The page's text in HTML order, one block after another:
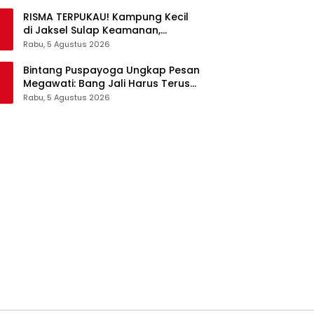
RISMA TERPUKAU! Kampung Kecil
di Jaksel Sulap Keamanan,
Sampah, hingga Ketahanan
Rabu, 5 Agustus 2026
Bintang Puspayoga Ungkap Pesan
Megawati: Bang Jali Harus Terus
Dipantau dan Dikembangkan
Rabu, 5 Agustus 2026